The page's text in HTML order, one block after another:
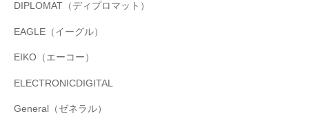
DIPLOMAT（ディプロマット）
EAGLE（イーグル）
EIKO（エーコー）
ELECTRONICDIGITAL
General（ゼネラル）